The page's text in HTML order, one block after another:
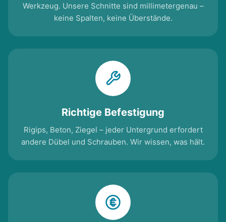
Werkzeug. Unsere Schnitte sind millimetergenau –
keine Spalten, keine Überstände.
Richtige Befestigung
Rigips, Beton, Ziegel – jeder Untergrund erfordert
andere Dübel und Schrauben. Wir wissen, was hält.